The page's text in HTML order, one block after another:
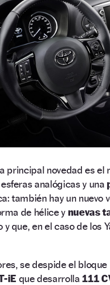
principal novedad es
analógicas y una
también hay un
de hélice y nuevas
y que, en el caso de los
se despide el
iE que desarrolla 111